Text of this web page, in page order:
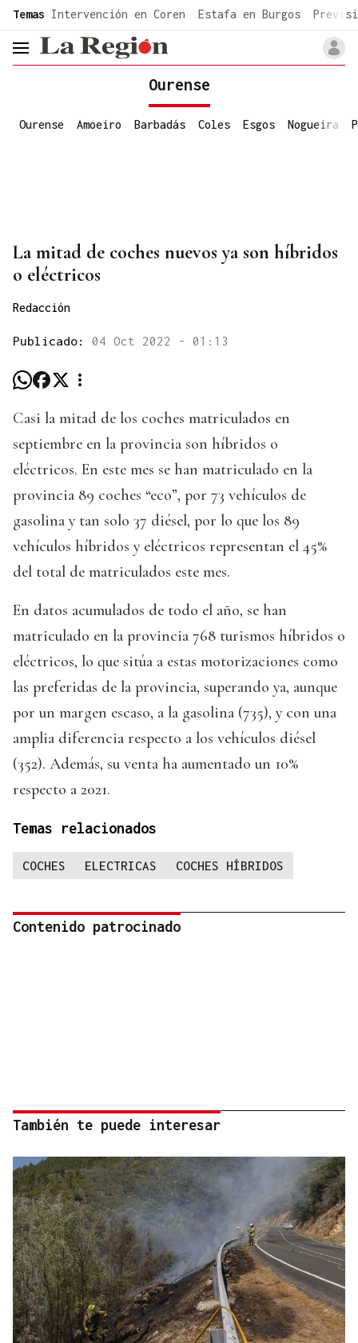
common.go-to-content
Temas Intervención en Coren Estafa en Burgos
header.menu.open
Ourense
Ourense Amoeiro Barbadás Coles Esgos Nogueira
La mitad de coches nuevos ya son híbridos
o eléctricos
Redacción
Publicado: 04 Oct 2022 - 01:13
Casi la mitad de los coches matriculados en
septiembre en la provincia son híbridos o
eléctricos. En este mes se han matriculado en la
provincia 89 coches “eco”, por 73 vehículos de
gasolina y tan solo 37 diésel, por lo que los 89
vehículos híbridos y eléctricos representan el 45%
del total de matriculados este mes.
En datos acumulados de todo el año, se han
matriculado en la provincia 768 turismos híbridos o
eléctricos, lo que sitúa a estas motorizaciones como
las preferidas de la provincia, superando ya, aunque
por un margen escaso, a la gasolina (735), y con una
amplia diferencia respecto a los vehículos diésel
(352). Además, su venta ha aumentado un 10%
respecto a 2021.
Temas relacionados
COCHES ELECTRICAS COCHES HÍBRIDOS
Contenido patrocinado
También te puede interesar